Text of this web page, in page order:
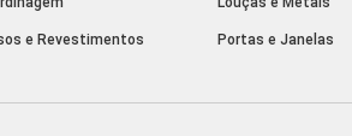
e Revestimentos Portas e Janelas